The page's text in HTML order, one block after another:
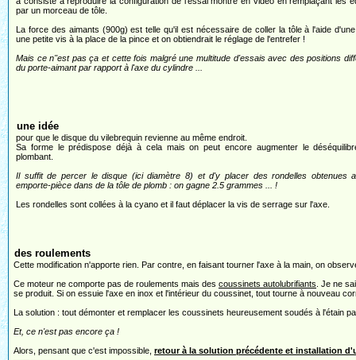
par un morceau de tôle.
La force des aimants (900g) est telle qu'il est nécessaire de coller la tôle à l'aide
une petite vis à la place de la pince et on obtiendrait le réglage de l'entrefer !
Mais ce n''est pas ça et cette fois malgré une multitude d'essais avec des positions
du porte-aimant par rapport à l'axe du cylindre ...
une idée
pour que le disque du vilebrequin revienne au même endroit.
Sa forme le prédispose déjà à cela mais on peut encore augmenter le
plombant.
Il suffit de percer le disque (ici diamètre 8) et d'y placer des rondelles obtenues
emporte-pièce dans de la tôle de plomb : on gagne 2.5 grammes ... !
Les rondelles sont collées à la cyano et il faut déplacer la vis de serrage sur l'axe.
des roulements
Cette modification n'apporte rien. Par contre, en faisant tourner l'axe à la main, on
Ce moteur ne comporte pas de roulements mais des coussinets autolubrifiants . Je ne
se produit. Si on essuie l'axe en inox et l'intérieur du coussinet, tout tourne à nouveau
La solution : tout démonter et remplacer les coussinets heureusement soudés à l'étain
Et, ce n'est pas encore ça !
Alors, pensant que c'est impossible, retour à la solution précédente et installation